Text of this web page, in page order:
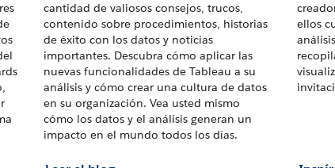
cantidad de valiosos consejos, trucos,
contenido sobre procedimientos, historias
de éxito con los datos y noticias
importantes. Descubra cómo aplicar las
nuevas funcionalidades de Tableau a su
análisis y cómo crear una cultura de datos
en su organización. Vea usted mismo
cómo los datos y el análisis generan un
impacto en el mundo todos los días.
ellos